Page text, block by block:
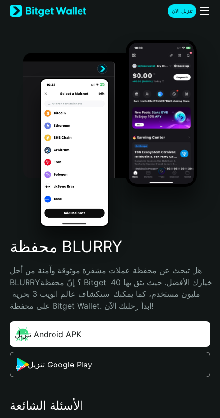
English
日本語
Türkçe
Português (Portugal)
Bahasa Indonesia
Português (Brasil)
Español (Argentina)
تنزيل الآن
محفظة BLURRY
هل تبحث عن محفظة عملات مشفرة موثوقة وآمنة من أجل
BLURRY؟ إنّ محفظة Bitget خيارك الأفضل. حيث يثق بها 40
على محفظة Bitget Wallet. ابدأ رحلتك الآن!
تنزيل Android APK
تنزيل من Google Play
الأسئلة الشائعة